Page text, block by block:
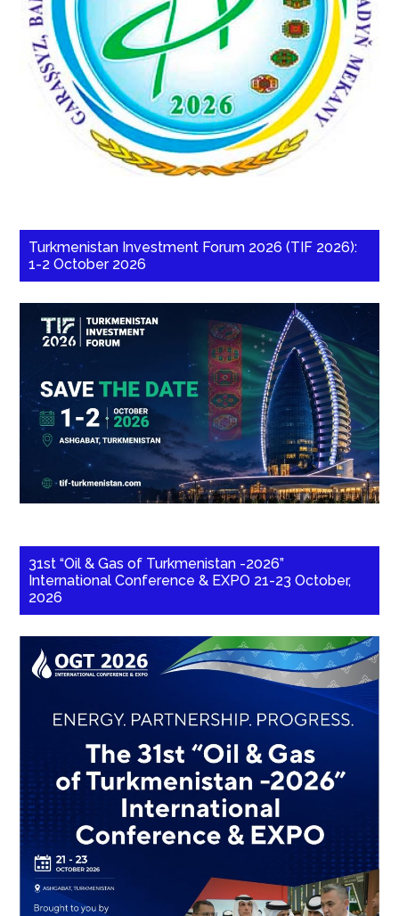
Turkmenistan Investment Forum 2026 (TIF 2026):
1-2 October 2026
31st “Oil & Gas of Turkmenistan -2026”
International Conference & EXPO 21-23 October,
2026